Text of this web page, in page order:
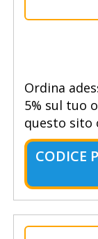
Ordina
5% sul tuo
questo sito
CODICE